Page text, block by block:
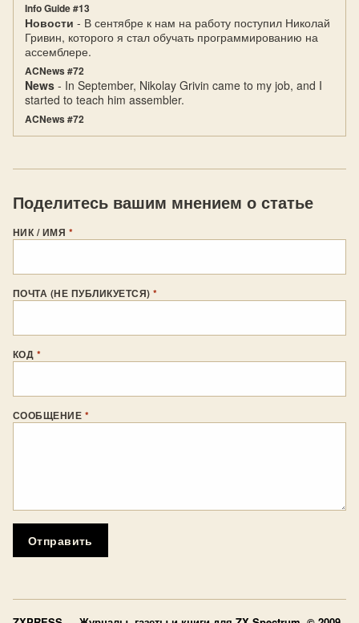
Info Guide #13
Новости - В сентябре к нам на работу поступил Николай
Гривин, которого я стал обучать программированию на
ассемблере.
ACNews #72
News - In September, Nikolay Grivin came to my job, and I
started to teach him assembler.
ACNews #72
Поделитесь вашим мнением о статье
НИК / ИМЯ *
ПОЧТА (НЕ ПУБЛИКУЕТСЯ)*
КОД *
СООБЩЕНИЕ *
Отправить